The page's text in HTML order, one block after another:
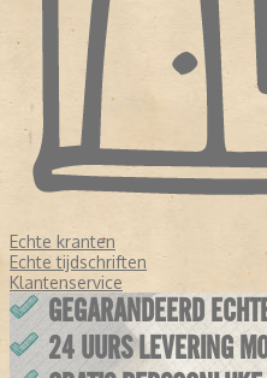
Echte kranten
Echte tijdschriften
Klantenservice
GEGARANDEERD
24 UURS LEVERING